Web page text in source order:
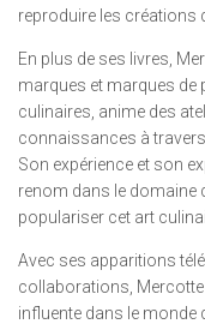
reproduire les créations
En plus de ses livres,
marques et marques de
culinaires, anime des
connaissances à
Son expérience et son
renom dans le domaine
populariser cet art
Avec ses apparitions
collaborations,
influente dans le monde